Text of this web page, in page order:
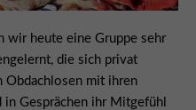
wir heute eine Gruppe sehr
die sich privat
Obdachlosen mit ihren
in Gesprächen ihr Mitgefühl